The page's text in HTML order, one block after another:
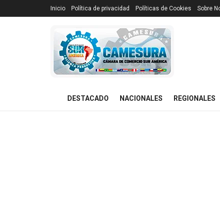
Inicio Política de privacidad Políticas de Cookies Sobre
DESTACADO NACIONALES REGIONALES